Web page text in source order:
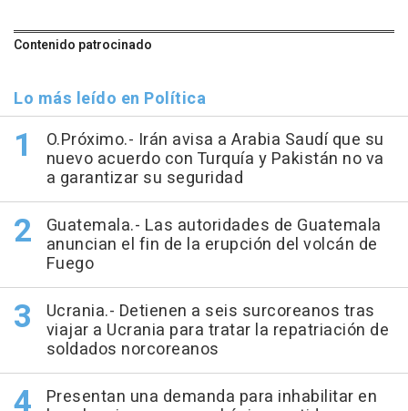
Contenido patrocinado
Lo más leído en Política
O.Próximo.- Irán avisa a Arabia Saudí que su
nuevo acuerdo con Turquía y Pakistán no va
a garantizar su seguridad
Guatemala.- Las autoridades de Guatemala
anuncian el fin de la erupción del volcán de
Fuego
Ucrania.- Detienen a seis surcoreanos tras
viajar a Ucrania para tratar la repatriación de
soldados norcoreanos
Presentan una demanda para inhabilitar en